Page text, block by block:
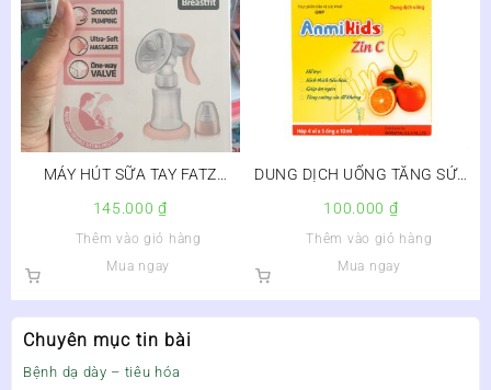
Chuyên mục tin bài
Bệnh dạ dày – tiêu hóa
MÁY HÚT SỮA TAY FATZ
BREATSFIT FB1001Y
145.000₫
Thêm vào giỏ hàng
Mua ngay
DUNG DỊCH UỐNG TĂNG SỨC
ĐỀ KHÁNG ANMIKIDS ZINC
100.000 ₫
Thêm vào giỏ hàng
Mua ngay